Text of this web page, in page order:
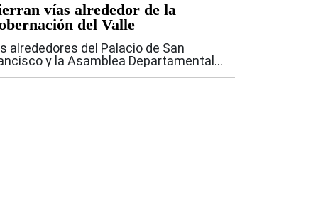
vías alrededor de la
del Valle
alrededores del Palacio de San
y la Asamblea Departamental
con cierres viales